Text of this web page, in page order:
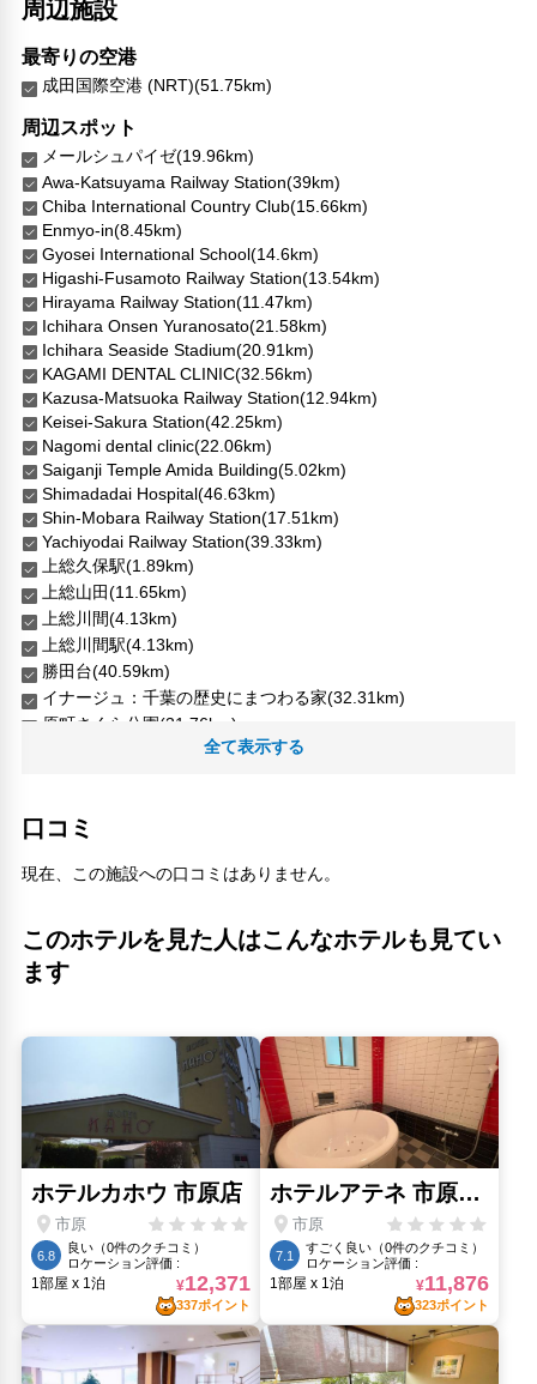
周辺施設
最寄りの空港
成田国際空港 (NRT)(51.75km)
周辺スポット
メールシュパイゼ(19.96km)
Awa-Katsuyama Railway Station(39km)
Chiba International Country Club(15.66km)
Enmyo-in(8.45km)
Gyosei International School(14.6km)
Higashi-Fusamoto Railway Station(13.54km)
Hirayama Railway Station(11.47km)
Ichihara Onsen Yuranosato(21.58km)
Ichihara Seaside Stadium(20.91km)
KAGAMI DENTAL CLINIC(32.56km)
Kazusa-Matsuoka Railway Station(12.94km)
Keisei-Sakura Station(42.25km)
Nagomi dental clinic(22.06km)
Saiganji Temple Amida Building(5.02km)
Shimadadai Hospital(46.63km)
Shin-Mobara Railway Station(17.51km)
Yachiyodai Railway Station(39.33km)
上総久保駅(1.89km)
上総山田(11.65km)
上総川間(4.13km)
上総川間駅(4.13km)
勝田台(40.59km)
イナージュ：千葉の歴史にまつわる家(32.31km)
原町さくら公園(31.76km)
小湊鐵道(18.8km)
成田国際空港(51.75km)
穴川(32.27km)
立國寺(10.76km)
養老渓谷(9.45km)
馬立駅(8.67km)
高滝湖 高滝ダム(270m)
人気スポット
千葉ポートタワー(28.13km)
千葉城遺跡(28.28km)
千葉市動物公園(32.72km)
千葉市美術館(28.77km)
ホキ美術館(22.4km)
全て表示する
口コミ
現在、この施設への口コミはありません。
このホテルを見た人はこんなホテルも見てい
ます